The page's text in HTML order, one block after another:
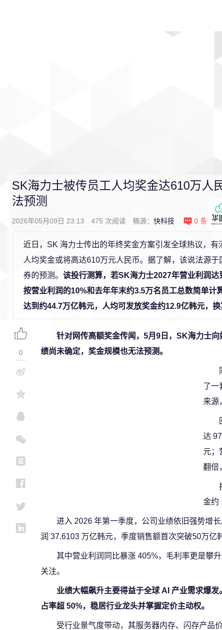
SK海力士被传员工人均奖金达610万人
法预测
2026年05月09日 23:13 475 次阅读 稿源： 快科技 0 条评论
近日，SK 海力士传出的年终奖金方案引发全球热议，有
人均奖金或将高达610万元人民币。据了解，该说法源
券的预测。 该投行测算，若SK海力士2027年营业利润达
按营业利润的10%和去年年末约3.5万名员工总数简单计
达到约44.7万亿韩元，人均可发放奖金约12.9亿韩元，
针对网传高额奖金传闻，5月9日，SK海力士
绩尚未确定，奖金规模也无法预测。
了一
来源
达
元；
翻倍
金约
进入 2026 年第一季度，公司业绩依旧强势增
润 37.6103 万亿韩元，季度销售额首次突破50万亿
其中营业利润同比暴涨 405%，毛利率更是攀
关注。
业绩大幅飙升主要得益于全球 AI 产业需求爆
占率超 50%，稳居行业龙头并掌握定价主动权。
受行业景气度带动，其服务器内存、闪存产品
0